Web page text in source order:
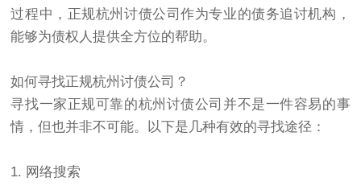
过程中，正规杭州讨债公司作为专业的债务追讨机构，
能够为债权人提供全方位的帮助。
如何寻找正规杭州讨债公司 ？
寻找一家正规可靠的杭州讨债公司并不是一件容易的事
情，但也并非不可能。以下是几种有效的寻找途径：
1. 网络搜索